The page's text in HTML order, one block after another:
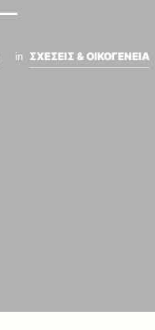
in ΣΧΕΣΕΙΣ & ΟΙΚΟΓΕΝΕΙΑ